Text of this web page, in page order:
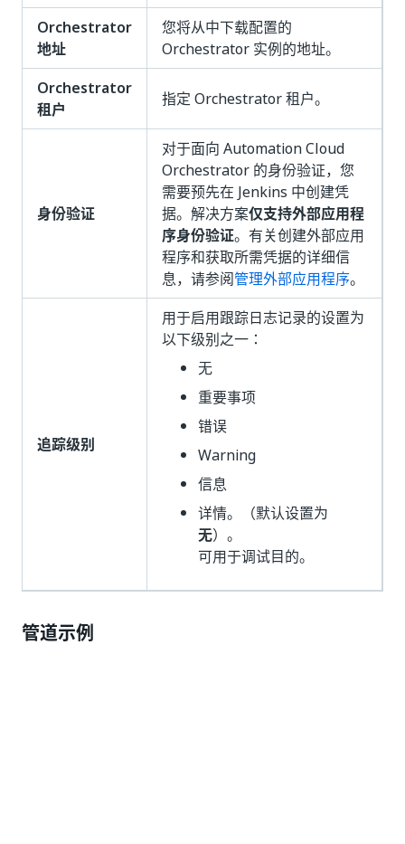
Orchestrator
地址
您将从中下载配置的
Orchestrator 实例的地址。
Orchestrator
租户
指定 Orchestrator 租户。
身份验证
对于面向 Automation Cloud
Orchestrator 的身份验证，您
需要预先在 Jenkins 中创建凭
据。解决方案仅支持外部应用程
序身份验证。有关创建外部应用
程序和获取所需凭据的详细信
息，请参阅管理外部应用程序。
追踪级别
用于启用跟踪日志记录的设置为
以下级别之一：
无
重要事项
错误
Warning
信息
详情。（默认设置为
无）。
可用于调试目的。
管道示例